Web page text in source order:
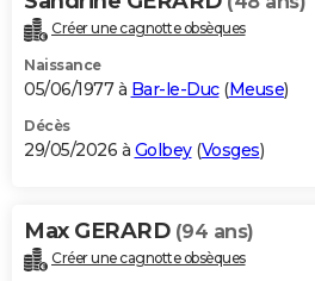
Créer une cagnotte obsèques
Naissance
05/06/1977 à Bar-le-Duc(Meuse)
Décès
29/05/2026 à Golbey(Vosges)
Max GERARD (94 ans)
Créer une cagnotte obsèques